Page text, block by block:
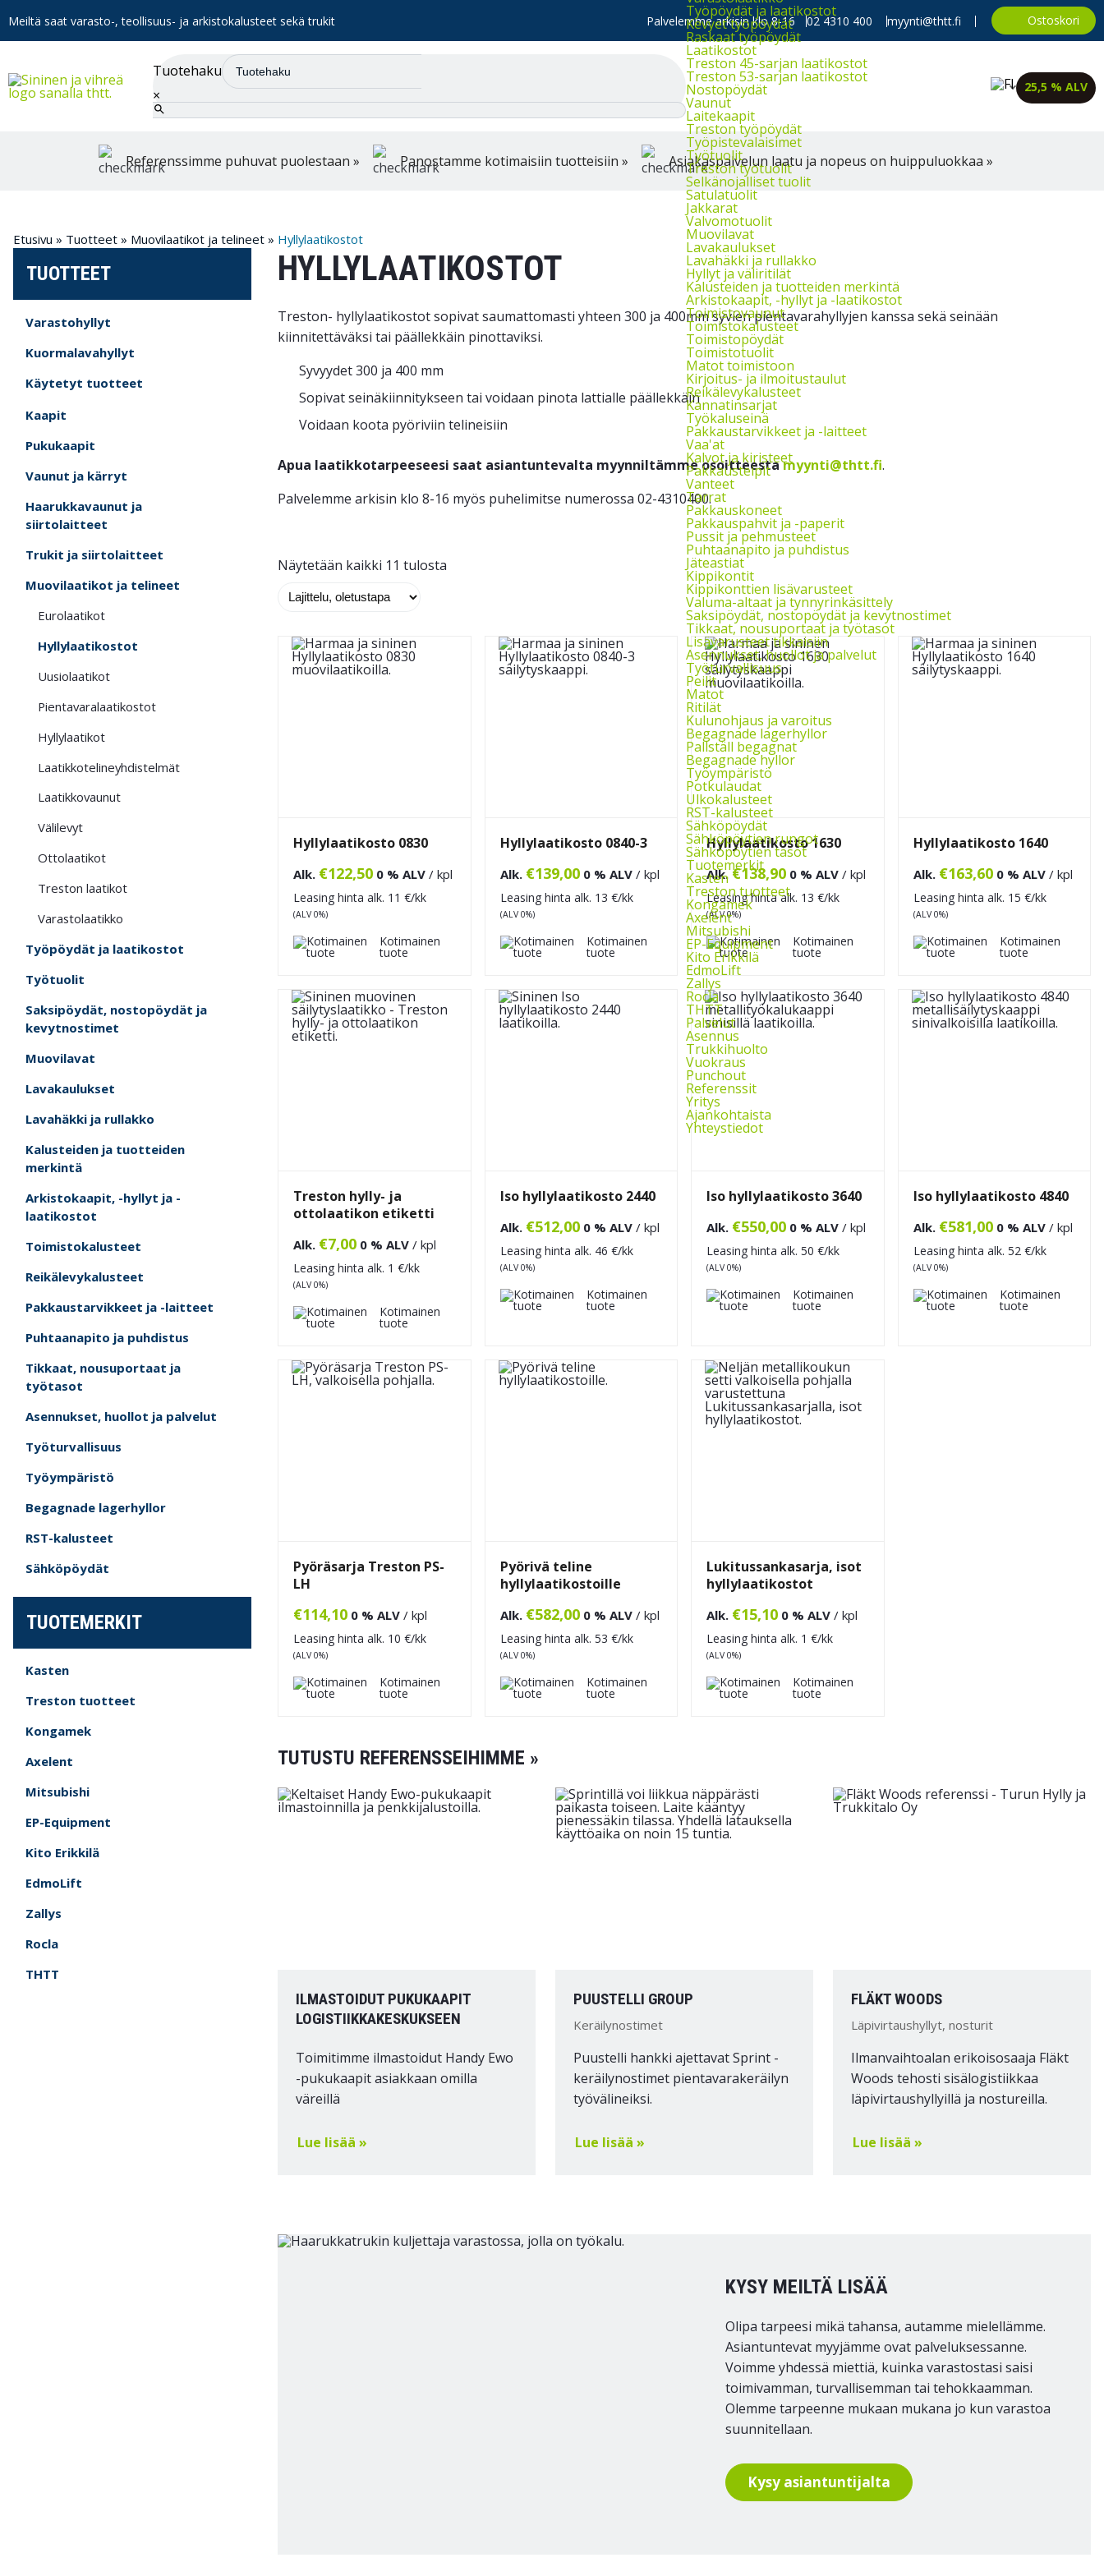
Meiltä saat varasto-, teollisuus- ja arkistokalusteet sekä trukit Palvelemme arkisin klo 8-16 02 4310 400 myynti@thtt.fi Ostoskori
Tuotehaku
×
Työpöydät ja laatikostot
Kevyet työpöydät
Raskaat työpöydät
Laatikostot
Treston 45-sarjan laatikostot
Treston 53-sarjan laatikostot
Nostopöydät
Vaunut
Laitekaapit
Treston työpöydät
Työpistevalaisimet
Työtuolit
Treston työtuolit
Selkänojalliset tuolit
Satulatuolit
Jakkarat
Valvomotuolit
Muovilavat
Lavakaulukset
Lavahäkki ja rullakko
Hyllyt ja väliritilät
Kalusteiden ja tuotteiden merkintä
Arkistokaapit, -hyllyt ja -laatikostot
Toimistovaunut
Toimistokalusteet
Toimistopöydät
Toimistotuolit
Matot toimistoon
Kirjoitus- ja ilmoitustaulut
Reikälevykalusteet
Kannatinsarjat
Työkaluseinä
Pakkaustarvikkeet ja -laitteet
Vaa'at
Kalvot ja kiristeet
Pakkausteipit
Vanteet
Tarrat
Pakkauskoneet
Pakkauspahvit ja -paperit
Pussit ja pehmusteet
Puhtaanapito ja puhdistus
Jäteastiat
Kippikontit
Kippikonttien lisävarusteet
Valuma-altaat ja tynnyrinkäsittely
Saksipöydät, nostopöydät ja kevytnostimet
Tikkaat, nousuportaat ja työtasot
Lisävarusteet tikkaisiin
Asennukset, huollot ja palvelut
Työturvallisuus
Peilit
Matot
Ritilät
Kulunohjaus ja varoitus
Begagnade lagerhyllor
Pallställ begagnat
Begagnade hyllor
Työympäristö
Potkulaudat
Ulkokalusteet
RST-kalusteet
Sähköpöydät
Sähköpöytien rungot
Sähköpöytien tasot
Tuotemerkit
Kasten
Treston tuotteet
Kongamek
Axelent
Mitsubishi
EP-Equipment
Kito Erikkilä
EdmoLift
Zallys
Rocla
THTT
Palvelut
Asennus
Trukkihuolto
Vuokraus
Punchout
Referenssit
Yritys
Ajankohtaista
Yhteystiedot
25,5 % ALV
Referenssimme puhuvat puolestaan » Panostamme kotimaisiin tuotteisiin » Asiakaspalvelun laatu ja nopeus on huippuluokkaa »
Etusivu » Tuotteet » Muovilaatikot ja telineet » Hyllylaatikostot
TUOTTEET
Varastohyllyt
Kuormalavahyllyt
Käytetyt tuotteet
Kaapit
Pukukaapit
Vaunut ja kärryt
Haarukkavaunut ja
siirtolaitteet
Trukit ja siirtolaitteet
Muovilaatikot ja telineet
Eurolaatikot
Hyllylaatikostot
Uusiolaatikot
Pientavaralaatikostot
Hyllylaatikot
Laatikkotelineyhdistelmät
Laatikkovaunut
Välilevyt
Ottolaatikot
Treston laatikot
Varastolaatikko
Työpöydät ja laatikostot
Työtuolit
Saksipöydät, nostopöydät ja
kevytnostimet
Muovilavat
Lavakaulukset
Lavahäkki ja rullakko
Kalusteiden ja tuotteiden
merkintä
Arkistokaapit, -hyllyt ja -
laatikostot
Toimistokalusteet
Reikälevykalusteet
Pakkaustarvikkeet ja -laitteet
Puhtaanapito ja puhdistus
Tikkaat, nousuportaat ja
työtasot
Asennukset, huollot ja palvelut
Työturvallisuus
Työympäristö
Begagnade lagerhyllor
RST-kalusteet
Sähköpöydät
TUOTEMERKIT
Kasten
Treston tuotteet
Kongamek
Axelent
Mitsubishi
EP-Equipment
Kito Erikkilä
EdmoLift
Zallys
Rocla
THTT
HYLLYLAATIKOSTOT
Treston- hyllylaatikostot sopivat saumattomasti yhteen 300 ja 400mm syvien pientavarahyllyjen kanssa sekä seinään
kiinnitettäväksi tai päällekkäin pinottaviksi.
Syvyydet 300 ja 400 mm
Sopivat seinäkiinnitykseen tai voidaan pinota lattialle päällekkäin
Voidaan koota pyöriviin telineisiin
Apua laatikkotarpeeseesi saat asiantuntevalta myynniltämme osoitteestamyynti@thtt.fi.
Palvelemme arkisin klo 8-16 myös puhelimitse numerossa 02-4310400.
Näytetään kaikki 11 tulosta
Hyllylaatikosto 0830
Alk. €122,50 0 % ALV / kpl
Leasing hinta alk. 11 €/kk
(ALV 0%)
Kotimainen
tuote
Hyllylaatikosto 0840-3
Alk. €139,00 0 % ALV/ kpl
Leasing hinta alk. 13 €/kk
(ALV 0%)
Kotimainen
tuote
Hyllylaatikosto 1630
Alk.€138,90 0 % ALV / kpl
Leasing hinta alk. 13 €/kk
(ALV 0%)
Kotimainen
tuote
Hyllylaatikosto 1640
Alk. €163,60 0 % ALV/ kpl
Leasing hinta alk. 15 €/kk
(ALV 0%)
Kotimainen
tuote
Treston hylly- ja
ottolaatikon etiketti
Alk. €7,00 0 % ALV / kpl
Leasing hinta alk. 1 €/kk
(ALV 0%)
Kotimainen
tuote
Iso hyllylaatikosto 2440
Alk. €512,00 0 % ALV/ kpl
Leasing hinta alk. 46 €/kk
(ALV 0%)
Kotimainen
tuote
Iso hyllylaatikosto 3640
Alk. €550,00 0 % ALV / kpl
Leasing hinta alk.50 €/kk
(ALV 0%)
Kotimainen
tuote
Iso hyllylaatikosto 4840
Alk. €581,00 0 % ALV/ kpl
Leasing hinta alk. 52 €/kk
(ALV 0%)
Kotimainen
tuote
Pyöräsarja Treston PS-
LH
€114,10 0 % ALV / kpl
Leasing hinta alk. 10 €/kk
(ALV 0%)
Kotimainen
tuote
Pyörivä teline
hyllylaatikostoille
Alk. €582,00 0 % ALV/ kpl
Leasing hinta alk. 53 €/kk
(ALV 0%)
Kotimainen
tuote
Lukitussankasarja, isot
hyllylaatikostot
Alk. €15,10 0 % ALV / kpl
Leasing hinta alk. 1 €/kk
(ALV 0%)
Kotimainen
tuote
TUTUSTU REFERENSSEIHIMME »
ILMASTOIDUT PUKUKAAPIT
LOGISTIIKKAKESKUKSEEN
Toimitimme ilmastoidut Handy Ewo
-pukukaapit asiakkaan omilla
väreillä
Lue lisää »
PUUSTELLI GROUP
Keräilynostimet
Puustelli hankki ajettavat Sprint -
keräilynostimet pientavarakeräilyn
työvälineiksi.
Lue lisää »
FLÄKT WOODS
Läpivirtaushyllyt, nosturit
Ilmanvaihtoalan erikoisosaaja Fläkt
Woods tehosti sisälogistiikkaa
läpivirtaushyllyillä ja nostureilla.
Lue lisää »
KYSY MEILTÄ LISÄÄ
Olipa tarpeesi mikä tahansa, autamme mielellämme.
Asiantuntevat myyjämme ovat palveluksessanne.
Voimme yhdessä miettiä, kuinka varastostasi saisi
toimivamman, turvallisemman tai tehokkaamman.
Olemme tarpeenne mukaan mukana jo kun varastoa
suunnitellaan.
Kysy asiantuntijalta